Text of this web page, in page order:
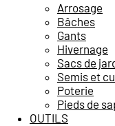
Arrosage
Bâches
Gants
Hivernage
Sacs de
Semis et
Poterie
Pieds de
OUTILS